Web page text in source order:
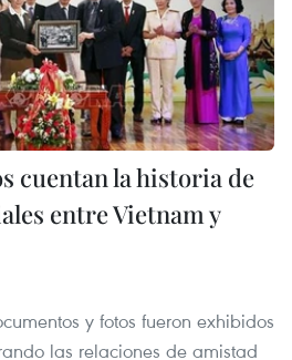
cuentan la historia de
entre Vietnam y
y fotos fueron exhibidos
las relaciones de amistad